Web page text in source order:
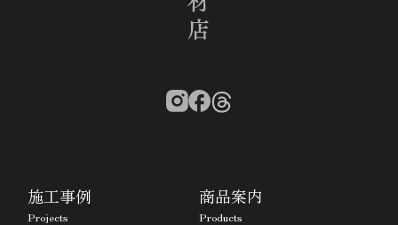
施工事例
Projects
商品案内
Products